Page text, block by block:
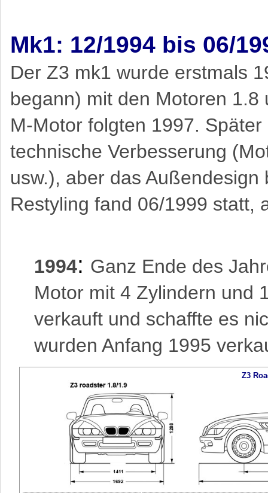
Mk1: 12/1994 bis 06/
Der Z3 mk1 wurde erstmals
begann) mit den Motoren
M-Motor folgten 1997.
technische Verbesserung
usw.), aber das
Restyling fand 06/1999 statt,
1994: Ganz Ende des
Motor mit 4 Zylindern und
verkauft und schaffte es
wurden Anfang 1995
Z3